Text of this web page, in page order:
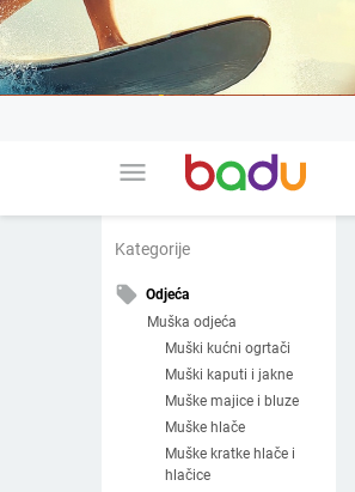
menu
Kategorije
local_offer Odjeća
Muška odjeća
Muški kućni ogrtači
Muški kaputi i jakne
Muške majice i bluze
Muške hlače
Muške kratke hlače i
hlačice